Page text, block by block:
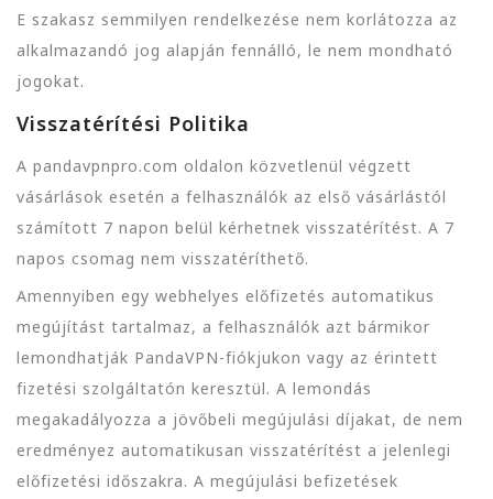
E szakasz semmilyen rendelkezése nem korlátozza az
alkalmazandó jog alapján fennálló, le nem mondható
jogokat.
Visszatérítési Politika
A pandavpnpro.com oldalon közvetlenül végzett
vásárlások esetén a felhasználók az első vásárlástól
számított 7 napon belül kérhetnek visszatérítést. A 7
napos csomag nem visszatéríthető.
Amennyiben egy webhelyes előfizetés automatikus
megújítást tartalmaz, a felhasználók azt bármikor
lemondhatják PandaVPN-fiókjukon vagy az érintett
fizetési szolgáltatón keresztül. A lemondás
megakadályozza a jövőbeli megújulási díjakat, de nem
eredményez automatikusan visszatérítést a jelenlegi
előfizetési időszakra. A megújulási befizetések